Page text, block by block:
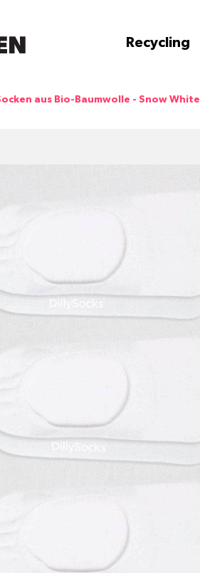
Recycling
aus Bio-Baumwolle - Snow White